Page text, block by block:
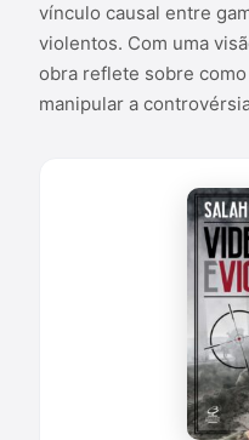
vínculo causal entre
violentos. Com uma
obra reflete sobre
manipular a